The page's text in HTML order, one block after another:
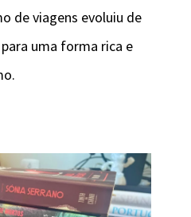
de viagens evoluiu de
uma forma rica e